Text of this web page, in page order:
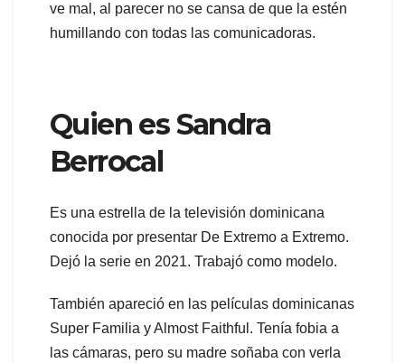
ve mal, al parecer no se cansa de que la estén
humillando con todas las comunicadoras.
Quien es Sandra
Berrocal
Es una estrella de la televisión dominicana
conocida por presentar De Extremo a Extremo.
Dejó la serie en 2021. Trabajó como modelo.
También apareció en las películas dominicanas
Super Familia y Almost Faithful. Tenía fobia a
las cámaras, pero su madre soñaba con verla